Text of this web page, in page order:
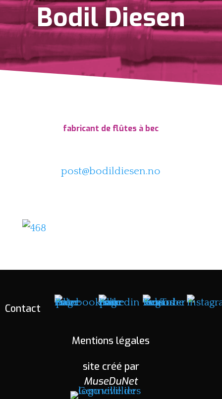
Bodil Diesen
fabricant de flûtes à bec
post@bodildiesen.no
Contact
Mentions légales
site créé par
MuseDuNet